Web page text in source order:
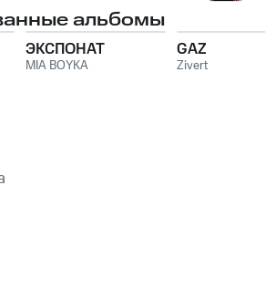
альбомы
ЭКСПОНАТ
MIA BOYKA
GAZ
Zivert